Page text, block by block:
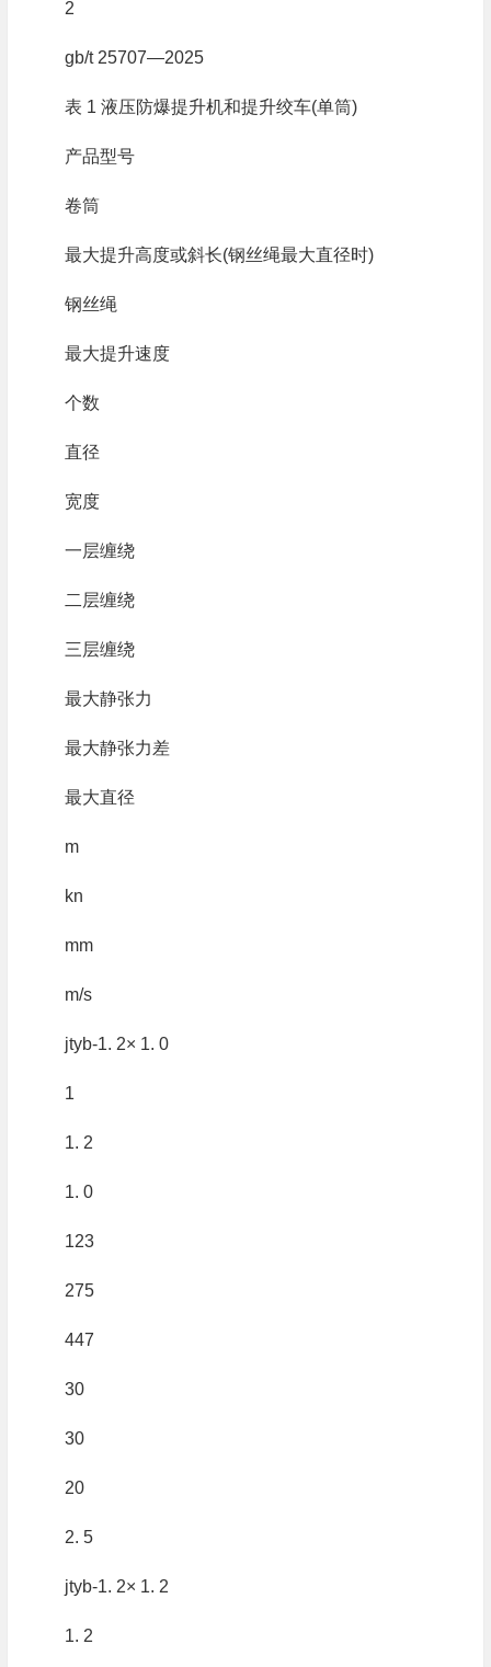
2
gb/t 25707—2025
表 1 液压防爆提升机和提升绞车(单筒)
产品型号
卷筒
最大提升高度或斜长(钢丝绳最大直径时)
钢丝绳
最大提升速度
个数
直径
宽度
一层缠绕
二层缠绕
三层缠绕
最大静张力
最大静张力差
最大直径
m
kn
mm
m/s
jtyb-1. 2× 1. 0
1
1. 2
1. 0
123
275
447
30
30
20
2. 5
jtyb-1. 2× 1. 2
1. 2